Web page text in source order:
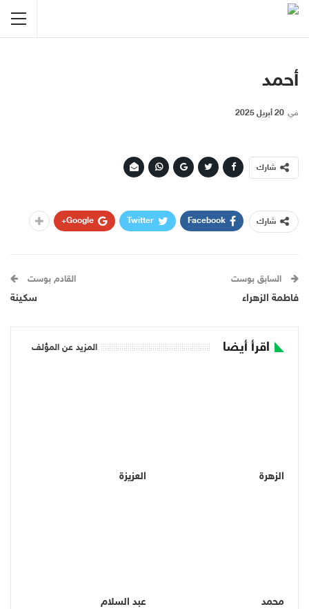
أحمد
في 20 أبريل 2025
شارك
شارك Facebook
Twitter
Google+
السابق بوست
فاطمة الزهراء
القادم بوست
سكينة
اقرأ أيضا المزيد عن المؤلف
الزهرة العزيزة
محمد عبد السلام